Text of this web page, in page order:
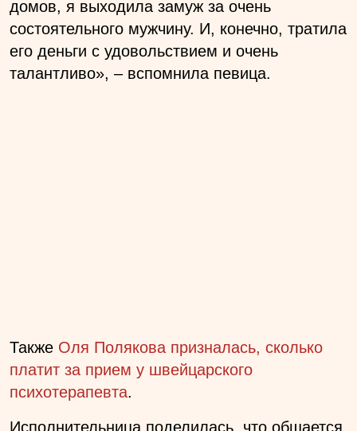
домов, я выходила замуж за очень
состоятельного мужчину. И, конечно, тратила
его деньги с удовольствием и очень
талантливо», – вспомнила певица.
Также Оля Полякова призналась, сколько
платит за прием у швейцарского
психотерапевта.
Исполнительница поделилась, что общается